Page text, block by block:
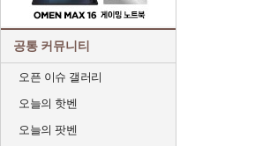
공통 커뮤니티
오픈 이슈 갤러리
오늘의 핫벤
오늘의 팟벤